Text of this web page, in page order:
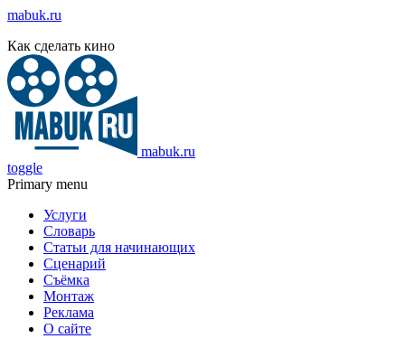
mabuk.ru
Как сделать кино
mabuk.ru
toggle
Primary menu
Услуги
Словарь
Статьи для начинающих
Сценарий
Съёмка
Монтаж
Реклама
О сайте